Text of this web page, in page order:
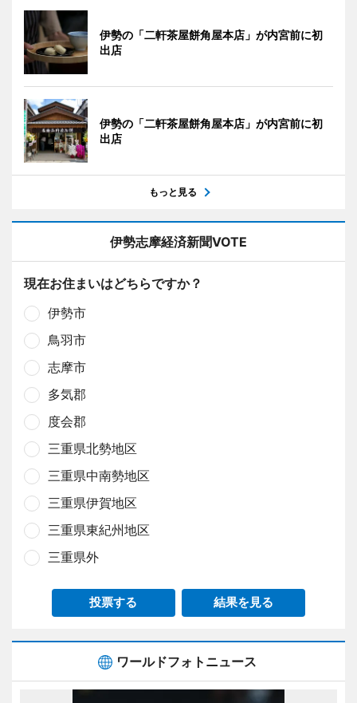
伊勢の「二軒茶屋餅角屋本店」が内宮前に初
出店
伊勢の「二軒茶屋餅角屋本店」が内宮前に初
出店
もっと見る
伊勢志摩経済新聞VOTE
現在お住まいはどちらですか？
伊勢市
鳥羽市
志摩市
多気郡
度会郡
三重県北勢地区
三重県中南勢地区
三重県伊賀地区
三重県東紀州地区
三重県外
投票する 結果を見る
ワールドフォトニュース